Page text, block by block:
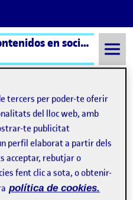
Comunicacion y contenidos en social media aula 1
y algoritmo. Següent
tercers per poder-te oferir
del lloc web, amb
te publicitat
perfil elaborat a partir dels
acceptar, rebutjar o
fent clic a sota, o obtenir-
política de cookies.